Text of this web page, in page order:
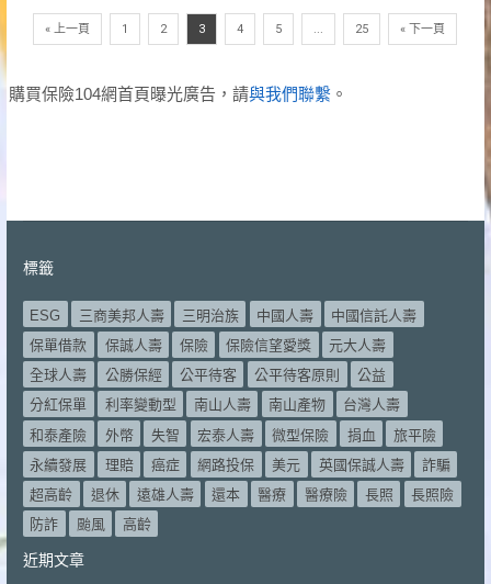
« 上一頁 1 2 3 4 5 ... 25 « 下一頁
購買保險104網首頁曝光廣告，請與我們聯繫。
標籤
ESG 三商美邦人壽 三明治族 中國人壽
中國信託人壽
保單借款
保誠人壽 保險 保險信望愛獎
元大人壽
全球人壽
公勝保經 公平待客 公平待客原則
公益
分紅保單
利率變動型 南山人壽 南山產物
台灣人壽
和泰產險
外幣 失智 宏泰人壽 微型保險 捐血
旅平險
永續發展
理賠 癌症 網路投保 美元 英國保誠人壽
詐騙
超高齡
退休 遠雄人壽 還本 醫療 醫療險 長照
長照險
防詐
颱風 高齡
近期文章